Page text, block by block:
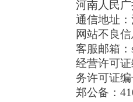
河南人民
通信地址：
网站不良
客服邮箱：
经营许可
务许可证
郑公备：